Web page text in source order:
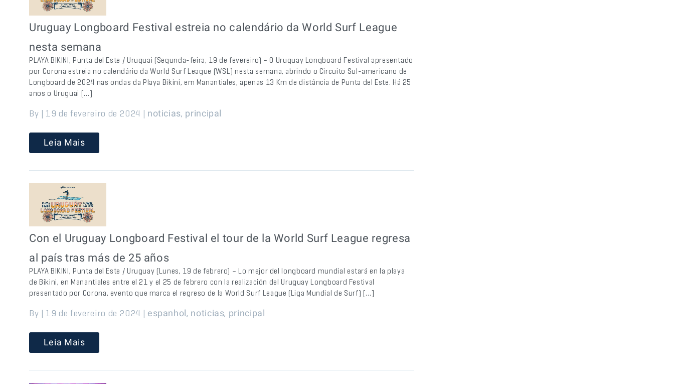
Uruguay Longboard Festival estreia no calendário da World Surf League
nesta semana
PLAYA BIKINI, Punta del Este / Uruguai (Segunda-feira, 19 de fevereiro) – O Uruguay Longboard Festival apresentado
por Corona estreia no calendário da World Surf League (WSL) nesta semana, abrindo o Circuito Sul-americano de
Longboard de 2024 nas ondas da Playa Bikini, em Manantiales, apenas 13 Km de distância de Punta del Este. Há 25
anos o Uruguai […]
By | 19 de fevereiro de 2024 | noticias, principal
Leia Mais
Con el Uruguay Longboard Festival el tour de la World Surf League regresa
al país tras más de 25 años
PLAYA BIKINI, Punta del Este / Uruguay (Lunes, 19 de febrero) – Lo mejor del longboard mundial estará en la playa
de Bikini, en Manantiales entre el 21 y el 25 de febrero con la realización del Uruguay Longboard Festival
presentado por Corona, evento que marca el regreso de la World Surf League (Liga Mundial de Surf) […]
By | 19 de fevereiro de 2024 | espanhol, noticias, principal
Leia Mais